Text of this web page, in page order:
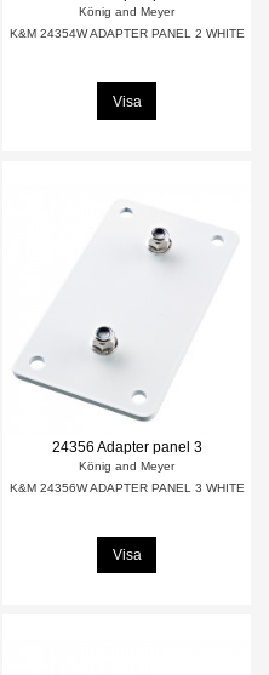
König and Meyer
K&M 24354W ADAPTER PANEL 2 WHITE
Visa
24356 Adapter panel 3
König and Meyer
K&M 24356W ADAPTER PANEL 3 WHITE
Visa